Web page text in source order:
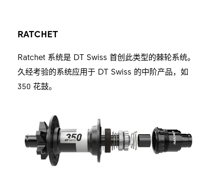
RATCHET
Ratchet 系统是 DT Swiss 首创此类型的棘轮系统。
久经考验的系统应用于 DT Swiss 的中阶产品，如
350 花鼓。